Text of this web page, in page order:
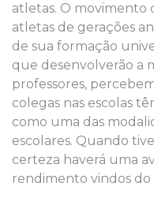
atletas. O movimento
atletas de gerações
de sua formação
que desenvolverão a
professores,
colegas nas escolas
como uma das
escolares. Quando
certeza haverá uma
rendimento vindos do